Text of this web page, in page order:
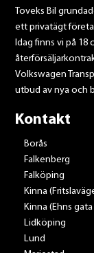
Toveks Bil
ett privatägt
Idag finns vi på
Volkswagen
utbud av nya och
Kontakt
Borås
Falkenberg
Falköping
Kinna
Kinna (Ehns gata
Lidköping
Lund